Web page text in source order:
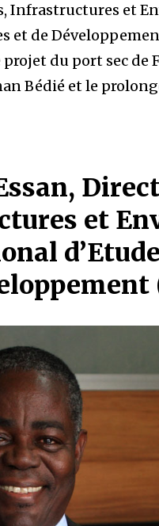
Infrastructures et
et de
du port sec de
Bédié et le
et